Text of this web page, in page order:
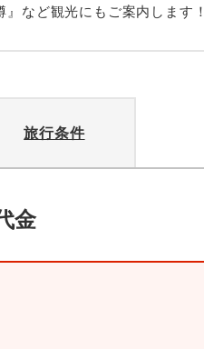
など観光にもご案内します！
旅行条件
金